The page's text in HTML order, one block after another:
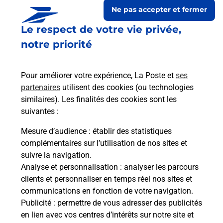
Le respect de votre vie privée,
notre priorité
Pour améliorer votre expérience, La Poste et ses
partenaires utilisent des cookies (ou technologies
similaires). Les finalités des cookies sont les
suivantes :
Mesure d’audience : établir des statistiques
complémentaires sur l’utilisation de nos sites et
suivre la navigation.
Analyse et personnalisation : analyser les parcours
clients et personnaliser en temps réel nos sites et
communications en fonction de votre navigation.
Publicité : permettre de vous adresser des publicités
en lien avec vos centres d’intérêts sur notre site et
Ne pas accepter et fermer
Collecte du courrier aujourd'hui à 09h00
5 Rue De La Mairie
79110 Villemain
Itinéraire
Le lien s'ouvre dans un nouvel onglet